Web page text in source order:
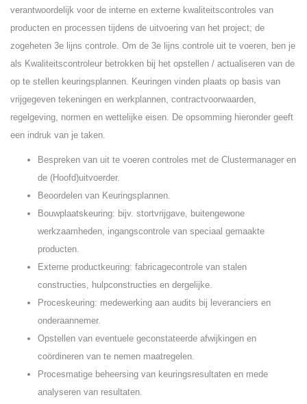
verantwoordelijk voor de interne en externe kwaliteitscontroles van
producten en processen tijdens de uitvoering van het project; de
zogeheten 3e lijns controle. Om de 3e lijns controle uit te voeren, ben je
als Kwaliteitscontroleur betrokken bij het opstellen / actualiseren van de
op te stellen keuringsplannen. Keuringen vinden plaats op basis van
vrijgegeven tekeningen en werkplannen, contractvoorwaarden,
regelgeving, normen en wettelijke eisen. De opsomming hieronder geeft
een indruk van je taken.
Bespreken van uit te voeren controles met de Clustermanager en
de (Hoofd)uitvoerder.
Beoordelen van Keuringsplannen.
Bouwplaatskeuring: bijv. stortvrijgave, buitengewone
werkzaamheden, ingangscontrole van speciaal gemaakte
producten.
Externe productkeuring: fabricagecontrole van stalen
constructies, hulpconstructies en dergelijke.
Proceskeuring: medewerking aan audits bij leveranciers en
onderaannemer.
Opstellen van eventuele geconstateerde afwijkingen en
coördineren van te nemen maatregelen.
Procesmatige beheersing van keuringsresultaten en mede
analyseren van resultaten.